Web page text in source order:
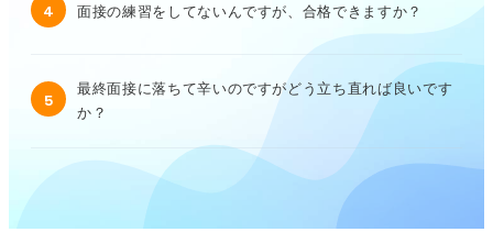
4 面接の練習をしてないんですが、合格できますか？
5
最終面接に落ちて辛いのですがどう立ち直れば良いです
か？